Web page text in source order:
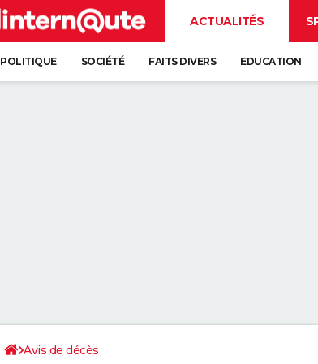
ACTUALITÉS
POLITIQUE SOCIÉTÉ FAITS DIVERS EDUCATION
Avis de décès